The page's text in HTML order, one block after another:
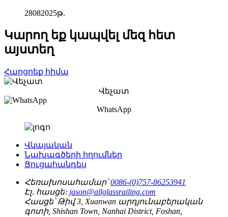
28082025թ.
Կարող եք կապվել մեզ հետ
այստեղ
Հարցրեք հիմա
Վեչատ
WhatsApp
Վկայական
Նախագծերի հղումներ
Ցուցահանդես
Հեռախոսահամար՝ 0086-(0)757-86253941
Էլ․ հասցե։ jason@allglassrailing.com
Հասցե՝ Թիվ 3, Xuanwan արդյունաբերական
գոտի, Shishan Town, Nanhai District, Foshan,